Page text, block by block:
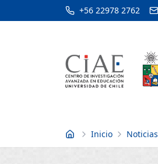
+56 22978 2762
Inicio Inicio Noticias